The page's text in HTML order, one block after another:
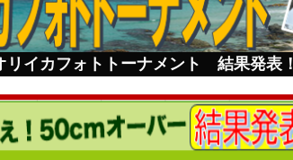
イカフォトトーナメント 結果発表！